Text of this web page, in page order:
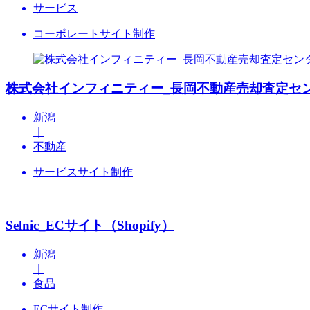
サービス
コーポレートサイト制作
株式会社インフィニティー_長岡不動産売却査定セ
新潟
不動産
サービスサイト制作
Selnic_ECサイト（Shopify）
新潟
食品